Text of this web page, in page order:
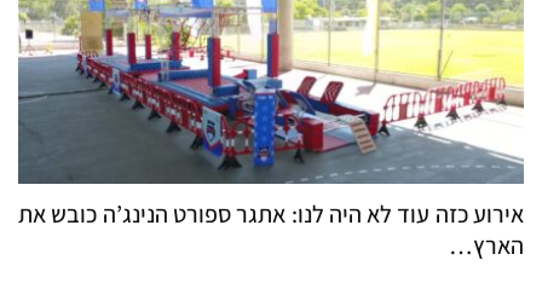
אירוע כזה עוד לא היה לנו: אתגר ספורט הנינג’ה כובש את
הארץ…